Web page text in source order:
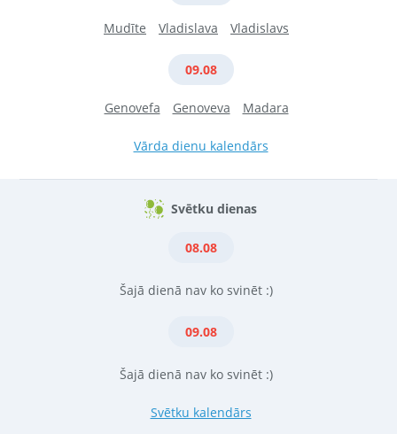
Mudīte Vladislava Vladislavs
09.08
Genovefa Genoveva Madara
Vārda dienu kalendārs
Svētku dienas
08.08
Šajā dienā nav ko svinēt :)
09.08
Šajā dienā nav ko svinēt :)
Svētku kalendārs